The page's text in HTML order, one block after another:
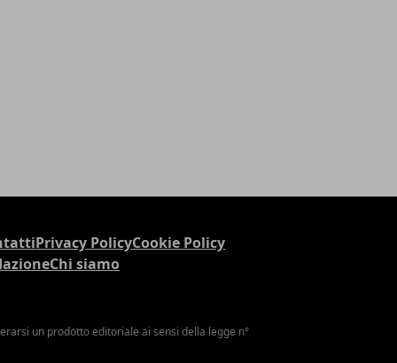
Privacy PolicyCookie Policy
Chi siamo
un prodotto editoriale ai sensi della legge n°